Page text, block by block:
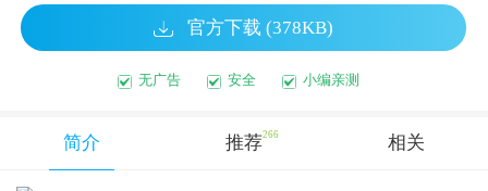
官方下载 (378KB)
无广告 安全 小编亲测
简介 推荐266 相关